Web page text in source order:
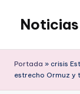
Saltar
contenido
Portada » crisis
estrecho Ormuz y